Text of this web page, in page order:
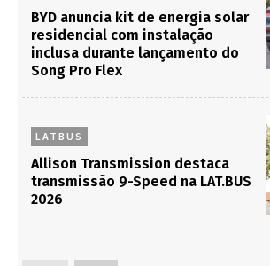
BYD anuncia kit de energia solar
residencial com instalação
inclusa durante lançamento do
Song Pro Flex
LATBUS
Allison Transmission destaca
transmissão 9-Speed na LAT.BUS
2026